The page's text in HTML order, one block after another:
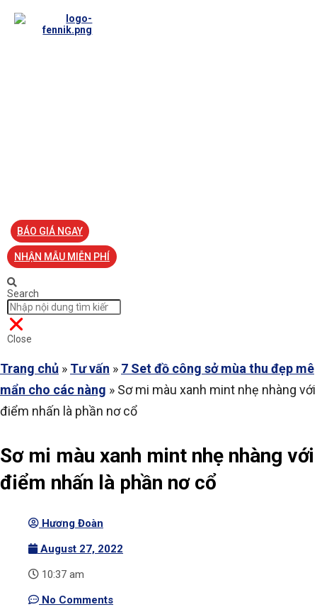
BÁO GIÁ NGAY
NHẬN MẪU MIỄN PHÍ
Search
Close
Trang chủ » Tư vấn » 7 Set đồ công sở mùa thu đẹp mê
mẩn cho các nàng » Sơ mi màu xanh mint nhẹ nhàng với
điểm nhấn là phần nơ cổ
Sơ mi màu xanh mint nhẹ nhàng với
điểm nhấn là phần nơ cổ
Hương Đoàn
August 27, 2022
10:37 am
No Comments